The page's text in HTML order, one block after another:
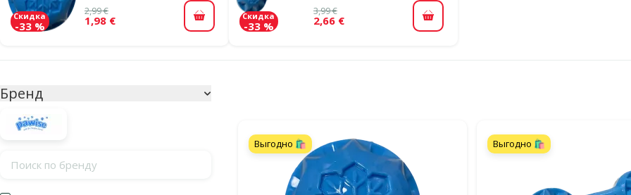
2,99 €
1,98 €
Скидка
-33 % В корзину
3,99 €
2,66 €
Скидка
-33 % В корзину
Бренд
Поиск по бренду
Выгодно 🛍️ Выгодно 🛍️